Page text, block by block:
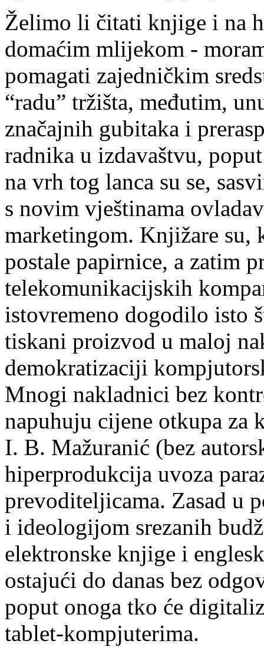
Želimo li čitati knjige i na
domaćim mlijekom -
pomagati zajedničkim
“radu” tržišta, međutim,
značajnih gubitaka i
radnika u izdavaštvu,
na vrh tog lanca su se,
s novim vještinama
marketingom. Knjižare su,
postale papirnice, a zatim
telekomunikacijskih
istovremeno dogodilo isto
tiskani proizvod u maloj
demokratizaciji
Mnogi nakladnici bez
napuhuju cijene otkupa
I. B. Mažuranić (bez
hiperprodukcija uvoza
prevoditeljicama. Zasad u
i ideologijom srezanih
elektronske knjige i
ostajući do danas bez
poput onoga tko će
tablet-kompjuterima.